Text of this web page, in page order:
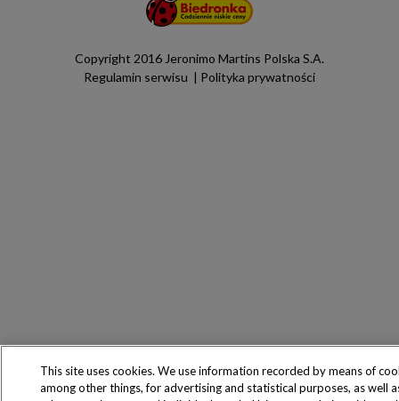
Copyright 2016 Jeronimo Martins Polska S.A.
Regulamin serwisu
Polityka prywatności
This site uses cookies. We use information recorded by means of
among other things, for advertising and statistical purposes, as well